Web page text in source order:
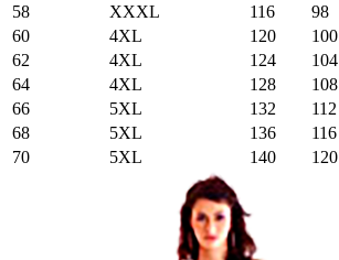
58
XXXL 116 98
60
4XL 120 100
62
4XL 124 104
64
4XL 128 108
66
5XL 132 112
68
5XL 136 116
70
5XL 140 120